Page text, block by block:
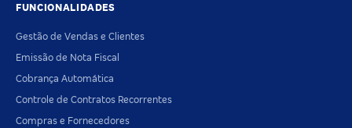
FUNCIONALIDADES
Gestão de Vendas e Clientes
Emissão de Nota Fiscal
Cobrança Automática
Controle de Contratos Recorrentes
Compras e Fornecedores